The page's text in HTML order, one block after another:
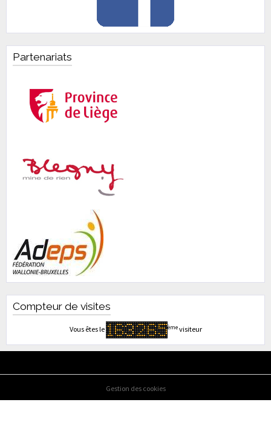
Partenariats
Compteur de visites
Vous êtes le èmevisiteur
Gestion des cookies